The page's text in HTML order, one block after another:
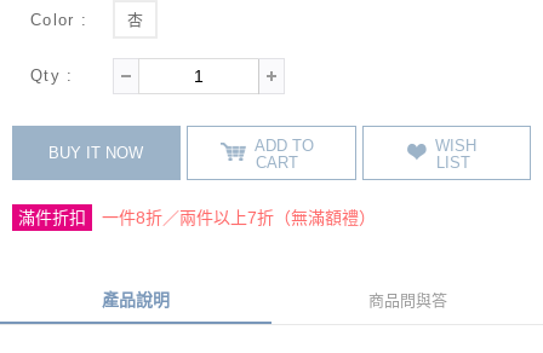
Color : 杏
Qty :
BUY IT NOW
ADD TO
CART
WISH
LIST
滿件折扣 一件8折／兩件以上7折（無滿額禮）
產品說明 商品問與答